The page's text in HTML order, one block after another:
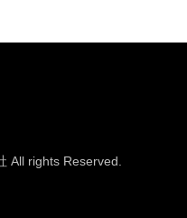
All rights Reserved.